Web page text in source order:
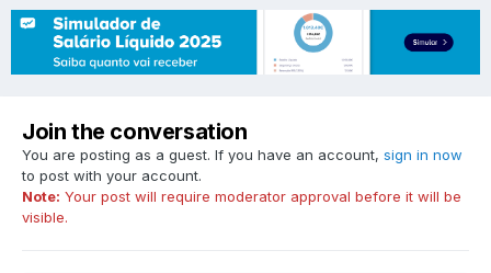
Join the conversation
You are posting as a guest. If you have an account, sign in now
to post with your account.
Note: Your post will require moderator approval before it will be
visible.